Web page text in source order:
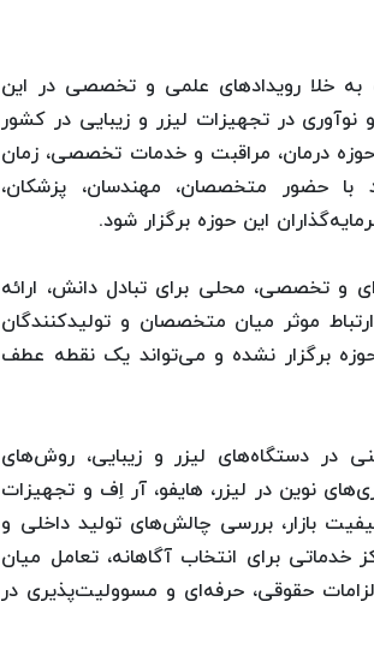
خلا رویدادهای علمی و تخصصی در این
در تجهیزات لیزر و زیبایی در کشور
حوزه درمان، مراقبت و خدمات تخصصی، زمان
حضور متخصصان، مهندسان، پزشکان،
این حوزه برگزار شود.
و تخصصی، محلی برای تبادل دانش، ارائه
موثر میان متخصصان و تولیدکنندگان
برگزار نشده و می‌تواند یک نقطه عطف
در دستگاه‌های لیزر و زیبایی، روش‌های
نوین در لیزر، هایفو، آر اِف و تجهیزات
بازار، بررسی چالش‌های تولید داخلی و
خدماتی برای انتخاب آگاهانه، تعامل میان
حقوقی، حرفه‌ای و مسوولیت‌پذیری در